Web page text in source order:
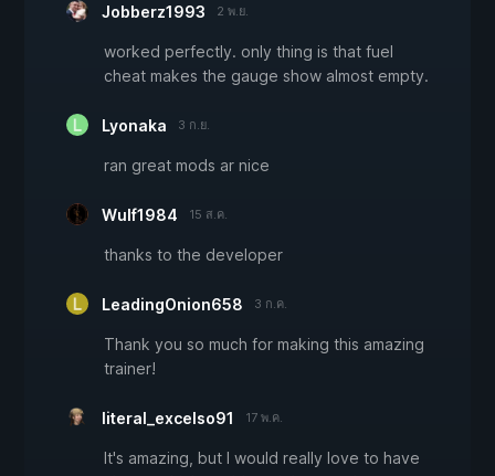
Jobberz1993 2 พ.ย.
worked perfectly. only thing is that fuel
cheat makes the gauge show almost empty.
Lyonaka 3 ก.ย.
ran great mods ar nice
Wulf1984 15 ส.ค.
thanks to the developer
LeadingOnion658 3 ก.ค.
Thank you so much for making this amazing
trainer!
literal_excelso91 17 พ.ค.
It's amazing, but I would really love to have